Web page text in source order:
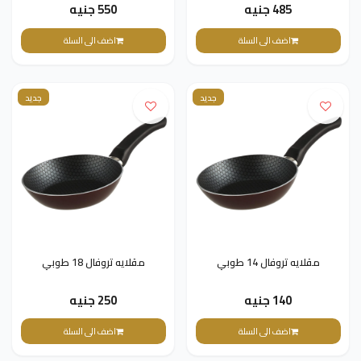
485 جنيه
اضف الى السلة
550 جنيه
اضف الى السلة
جديد
مقلايه تروفال 14 طوبي
140 جنيه
اضف الى السلة
جديد
مقلايه تروفال 18 طوبي
250 جنيه
اضف الى السلة